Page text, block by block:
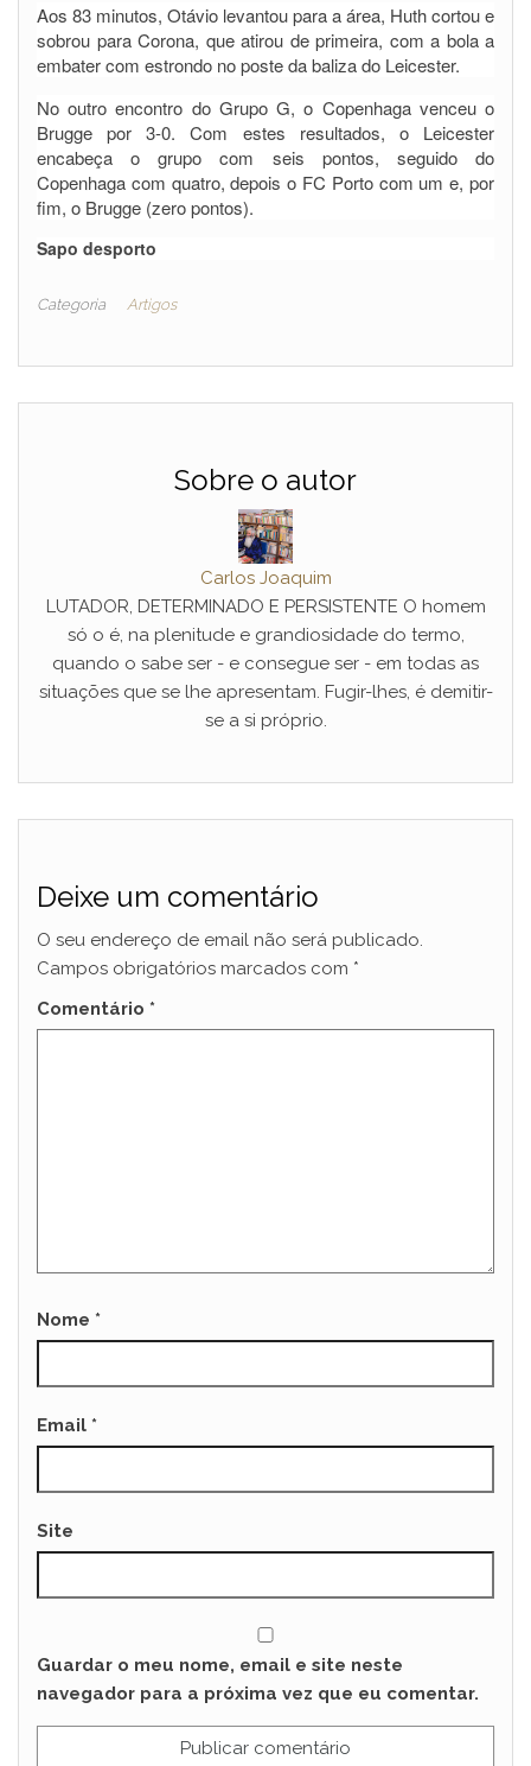
Aos 83 minutos, Otávio levantou para a área, Huth cortou e
sobrou para Corona, que atirou de primeira, com a bola a
embater com estrondo no poste da baliza do Leicester.
No outro encontro do Grupo G, o Copenhaga venceu o
Brugge por 3-0. Com estes resultados, o Leicester
encabeça o grupo com seis pontos, seguido do
Copenhaga com quatro, depois o FC Porto com um e, por
fim, o Brugge (zero pontos).
Sapo desporto
Categoria Artigos
Sobre o autor
Carlos Joaquim
LUTADOR, DETERMINADO E PERSISTENTE O homem
só o é, na plenitude e grandiosidade do termo,
quando o sabe ser - e consegue ser - em todas as
situações que se lhe apresentam. Fugir-lhes, é demitir-
se a si próprio.
Deixe um comentário
O seu endereço de email não será publicado.
Campos obrigatórios marcados com *
Comentário *
Nome *
Email *
Site
Guardar o meu nome, email e site neste
navegador para a próxima vez que eu comentar.